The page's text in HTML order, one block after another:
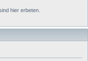
hier erbeten.